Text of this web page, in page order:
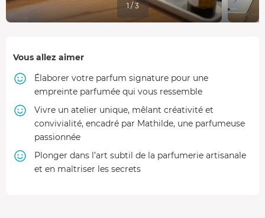
1 / 3
Vous allez aimer
Élaborer votre parfum signature pour une
empreinte parfumée qui vous ressemble
Vivre un atelier unique, mêlant créativité et
convivialité, encadré par Mathilde, une parfumeuse
passionnée
Plonger dans l’art subtil de la parfumerie artisanale
et en maîtriser les secrets